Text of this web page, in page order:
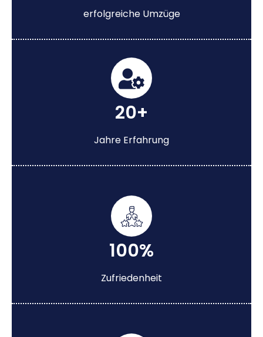
erfolgreiche Umzüge
20+
Jahre Erfahrung
100%
Zufriedenheit